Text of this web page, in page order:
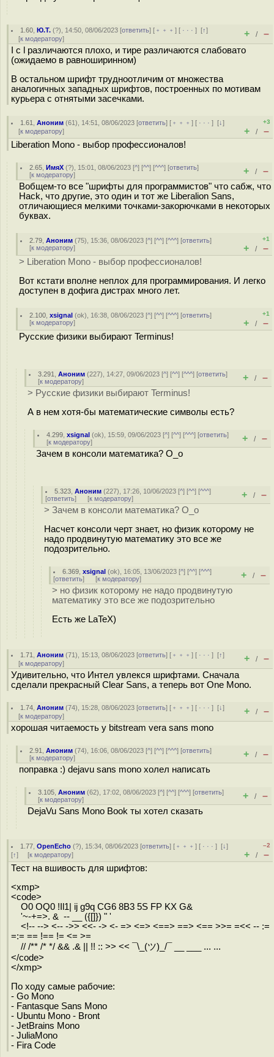
1.60 ,Ю.Т. (?), 14:50, 08/06/2023 [ответить] [ ﹢﹢﹢] [ · · ·][↑]
[к модератору] + / –
I с l различаются плохо, и тире различаются слабовато
(ожидаемо в равноширинном)
В остальном шрифт трудноотличим от множества
аналогичных западных шрифтов, построенных по мотивам
курьера с отнятыми засечками.
1.61 ,Аноним (61), 14:51, 08/06/2023 [ответить] [ ﹢﹢﹢] [ · · ·][↓]
[к модератору]
+3
+ / –
Liberation Mono - выбор профессионалов!
2.65 ,ИмяХ (?), 15:01, 08/06/2023 [^] [^^] [^^^] [ответить]
[к модератору] + / –
Вобщем-то все "шрифты для программистов" что сабж, что
Hack, что другие, это один и тот же Liberalion Sans,
отличающиеся мелкими точками-закорючками в некоторых
буквах.
2.79 ,Аноним (75), 15:36, 08/06/2023 [^] [^^] [^^^] [ответить]
[к модератору]
+1
+ / –
> Liberation Mono - выбор профессионалов!
Вот кстати вполне неплох для программирования. И легко
доступен в дофига дистрах много лет.
2.100 ,xsignal (ok), 16:38, 08/06/2023 [^] [^^] [^^^] [ответить]
[к модератору]
+1
+ / –
Русские физики выбирают Terminus!
3.291 ,Аноним (227), 14:27, 09/06/2023 [^] [^^] [^^^] [ответить]
[к модератору] + / –
> Русские физики выбирают Terminus!
А в нем хотя-бы математические символы есть?
4.299 ,xsignal (ok), 15:59, 09/06/2023 [^] [^^] [^^^] [ответить]
[к модератору] + / –
Зачем в консоли математика? O_o
5.323 ,Аноним (227), 17:26, 10/06/2023 [^] [^^] [^^^]
[ответить] [к модератору] + / –
> Зачем в консоли математика? O_o
Насчет консоли черт знает, но физик которому не
надо продвинутую математику это все же
подозрительно.
6.369 ,xsignal (ok), 16:05, 13/06/2023 [^] [^^] [^^^]
[ответить] [к модератору] + / –
> но физик которому не надо продвинутую
математику это все же подозрительно
Есть же LaTeX)
1.71 ,Аноним (71), 15:13, 08/06/2023 [ответить] [ ﹢﹢﹢] [ · · ·][↑]
[к модератору] + / –
Удивительно, что Интел увлекся шрифтами. Сначала
сделали прекрасный Clear Sans, а теперь вот One Mono.
1.74 ,Аноним (74), 15:28, 08/06/2023 [ответить] [ ﹢﹢﹢] [ · · ·][↓]
[к модератору] + / –
хорошая читаемость у bitstream vera sans mono
2.91 ,Аноним (74), 16:06, 08/06/2023 [^] [^^] [^^^] [ответить]
[к модератору] + / –
поправка :) dejavu sans mono холел написать
3.105 ,Аноним (62), 17:02, 08/06/2023 [^] [^^] [^^^] [ответить]
[к модератору] + / –
DejaVu Sans Mono Book ты хотел сказать
1.77 ,OpenEcho (?), 15:34, 08/06/2023 [ответить] [ ﹢﹢﹢] [ · · ·][↓]
[↑] [к модератору]
–2
+ / –
Тест на вшивость для шрифтов:
<xmp>
<code>
O0 OQ0 !Il1| ij g9q CG6 8B3 5S FP KX G&
'~-+=>. & -- __ ({[]}) " '
<!-- --> <-- ->> <<- -> <- => <=> <==> ==> <== >>= =<< -- :=
=:= == !== != <= >=
// /** /* */ && .& || !! :: >> << ¯\_(ツ)_/¯ __ ___ ... ...
</code>
</xmp>
По ходу самые рабочие:
- Go Mono
- Fantasque Sans Mono
- Ubuntu Mono - Bront
- JetBrains Mono
- JuliaMono
- Fira Code